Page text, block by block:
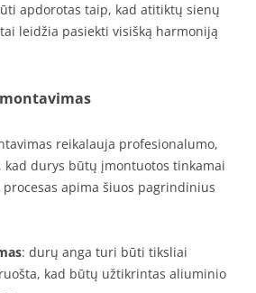
apdorotas taip, kad atitiktų sienų
leidžia pasiekti visišką harmoniją
reikalauja profesionalumo,
durys būtų įmontuotos tinkamai
apima šiuos pagrindinius
: durų anga turi būti tiksliai
kad būtų užtikrintas aliuminio